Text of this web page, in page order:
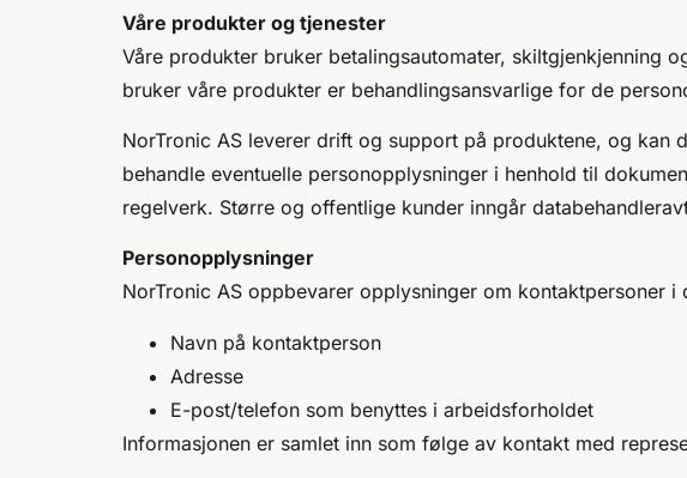
Våre produkter og tjenester
Våre produkter bruker betalingsautomater, skiltgjenkjenning
bruker våre produkter er behandlingsansvarlige for de
NorTronic AS leverer drift og support på produktene, og
behandle eventuelle personopplysninger i henhold til
regelverk. Større og offentlige kunder inngår
Personopplysninger
NorTronic AS oppbevarer opplysninger om kontaktpersoner
Navn på kontaktperson
Adresse
E-post/telefon som benyttes i arbeidsforholdet
Informasjonen er samlet inn som følge av kontakt med